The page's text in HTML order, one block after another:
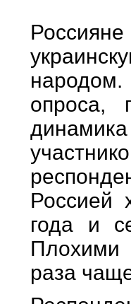
опроса,
Россией
года и
Плохими
раза